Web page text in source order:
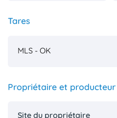
Tares
MLS - OK
Propriétaire et producteur
Site du propriétaire